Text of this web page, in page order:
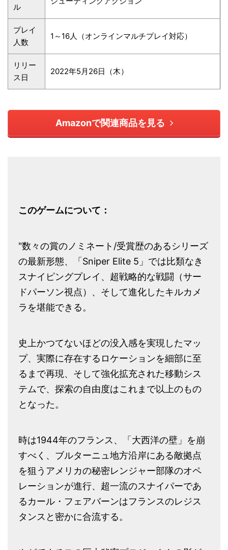
ル
プレイ
人数
1～16人（オンラインマルチプレイ対応）
リリー
ス日
2022年5月26日（木）
Amazonで関連商品を見る
このゲームについて：
"数々の賞のノミネート/受賞歴のあるシリーズ
の最新形態、「Sniper Elite 5」では比類なき
スナイピングプレイ、超戦略的な戦闘（サー
ドパーソン視点）、そして進化したキルカメ
ラを堪能できる。
史上かつてないほどの没入感を実現したマッ
プ、実際に存在するロケーションを細部に至
るまで再現、そして強化拡充された移動シス
テムで、探索の自由度はこれまで以上のもの
となった。
時は1944年のフランス、「大西洋の壁」を崩
すべく、ブルターニュ地方沿岸にある敵拠点
を狙うアメリカの秘密レンジャー部隊のオペ
レーションが進行、超一流のスナイパーであ
るカール・フェアバーンはフランスのレジス
タンスと密かに合流する。